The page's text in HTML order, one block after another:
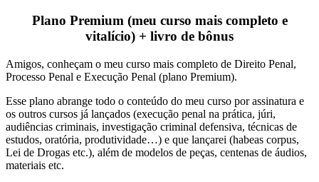
Plano Premium (meu curso mais completo e
vitalício) + livro de bônus
Amigos, conheçam o meu curso mais completo de Direito Penal,
Processo Penal e Execução Penal (plano Premium).
Esse plano abrange todo o conteúdo do meu curso por assinatura e
os outros cursos já lançados (execução penal na prática, júri,
audiências criminais, investigação criminal defensiva, técnicas de
estudos, oratória, produtividade…) e que lançarei (habeas corpus,
Lei de Drogas etc.), além de modelos de peças, centenas de áudios,
materiais etc.